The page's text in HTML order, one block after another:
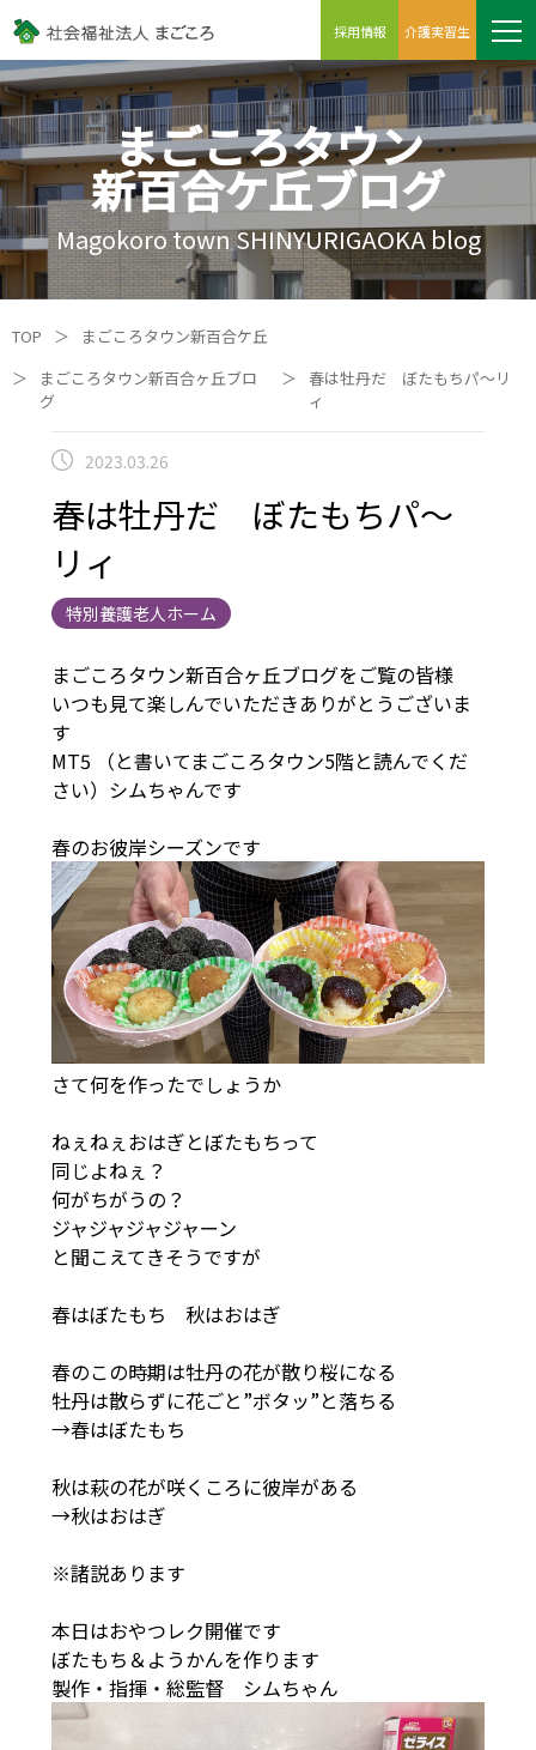
採用情報 介護実習生
まごころタウン
新百合ケ丘ブログ
Magokoro town SHINYURIGAOKA blog
TOP ＞
まごころタウン新百合ケ丘
＞
まごころタウン新百合ヶ丘ブロ
グ
＞
春は牡丹だ ぼたもちパ～リ
ィ
2023.03.26
春は牡丹だ ぼたもちパ～
リィ
特別養護老人ホーム
まごころタウン新百合ヶ丘ブログをご覧の皆様
いつも見て楽しんでいただきありがとうございま
す
MT5 （と書いてまごころタウン5階と読んでくだ
さい）シムちゃんです
春のお彼岸シーズンです
さて何を作ったでしょうか
ねぇねぇおはぎとぼたもちって
同じよねぇ？
何がちがうの？
ジャジャジャジャーン
と聞こえてきそうですが
春はぼたもち 秋はおはぎ
春のこの時期は牡丹の花が散り桜になる
牡丹は散らずに花ごと”ボタッ”と落ちる
→春はぼたもち
秋は萩の花が咲くころに彼岸がある
→秋はおはぎ
※諸説あります
本日はおやつレク開催です
ぼたもち＆ようかんを作ります
製作・指揮・総監督 シムちゃん